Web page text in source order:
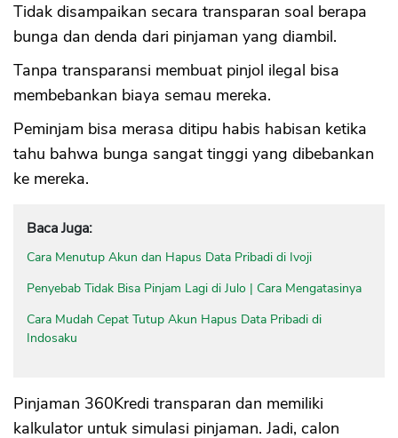
Tidak disampaikan secara transparan soal berapa
bunga dan denda dari pinjaman yang diambil.
Tanpa transparansi membuat pinjol ilegal bisa
membebankan biaya semau mereka.
Peminjam bisa merasa ditipu habis habisan ketika
tahu bahwa bunga sangat tinggi yang dibebankan
ke mereka.
Baca Juga:
Cara Menutup Akun dan Hapus Data Pribadi di Ivoji
Penyebab Tidak Bisa Pinjam Lagi di Julo | Cara Mengatasinya
Cara Mudah Cepat Tutup Akun Hapus Data Pribadi di
Indosaku
Pinjaman 360Kredi transparan dan memiliki
kalkulator untuk simulasi pinjaman. Jadi, calon